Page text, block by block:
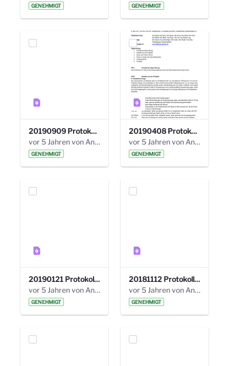
GENEHMIGT GENEHMIGT
20190909 Protokoll 27. Steuerungskreis.pdf
vor 5 Jahren von Anni Schlumberger
GENEHMIGT
20190408 Protokoll 26. Steuerungskreis.pdf
vor 5 Jahren von Anni Schlumberger
GENEHMIGT
20190121 Protokoll 25. Steuerungskreis.pdf
vor 5 Jahren von Anni Schlumberger
GENEHMIGT
20181112 Protokoll 24. Steuerungskreis.pdf
vor 5 Jahren von Anni Schlumberger
GENEHMIGT